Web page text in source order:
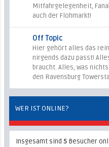
Mitfahrgelegenheit,
auch der Flohmarkt!
Off Topic
Hier gehört alles das
nirgends dazu passt!
braucht. Alles, was
den Ravensburg
WER IST ONLINE?
Insgesamt sind5 Besucher